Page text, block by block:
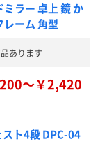
ラー 卓上 鏡 か
レーム 角型
あります
～￥2,420
スト4段 DPC-04